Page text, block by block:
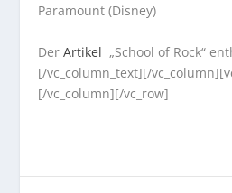
Paramount (Disney)
DerArtikel „School of Rock“
[/vc_column_text][/
[/vc_column][/vc_row]